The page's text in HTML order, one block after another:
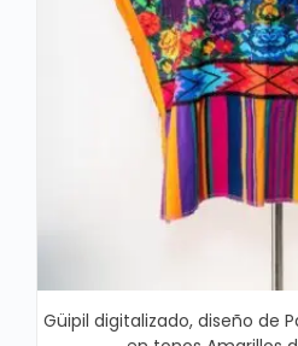
Güipil digitalizado, diseño de